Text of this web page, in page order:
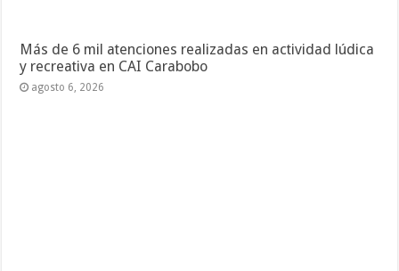
Más de 6 mil atenciones realizadas en actividad lúdica
y recreativa en CAI Carabobo
agosto 6, 2026